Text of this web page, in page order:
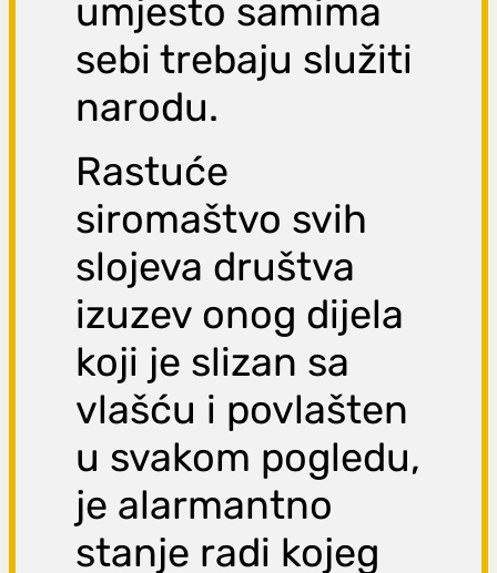
umjesto samima
sebi trebaju služiti
narodu.
Rastuće
siromaštvo svih
slojeva društva
izuzev onog dijela
koji je slizan sa
vlašću i povlašten
u svakom pogledu,
je alarmantno
stanje radi kojeg